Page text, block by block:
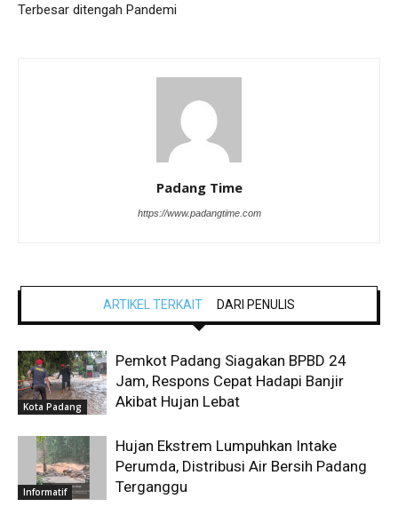
Terbesar ditengah Pandemi
Padang Time
https://www.padangtime.com
ARTIKEL TERKAIT DARI PENULIS
Kota Padang
Pemkot Padang Siagakan BPBD 24
Jam, Respons Cepat Hadapi Banjir
Akibat Hujan Lebat
Informatif
Hujan Ekstrem Lumpuhkan Intake
Perumda, Distribusi Air Bersih Padang
Terganggu